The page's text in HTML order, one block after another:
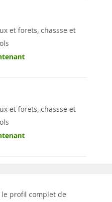
et forets, chassse et
et forets, chassse et
profil complet de